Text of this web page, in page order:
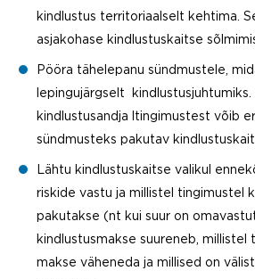
kindlustus territoriaalselt kehtima.
asjakohase kindlustuskaitse
Pööra tähelepanu sündmustele,
lepingujärgselt kindlustusjuhtumiks.
kindlustusandja ltingimustest võib
sündmusteks pakutav
Lähtu kindlustuskaitse valikul
riskide vastu ja millistel tingimustel
pakutakse (nt kui suur on
kindlustusmakse suureneb, millistel
makse väheneda ja millised on